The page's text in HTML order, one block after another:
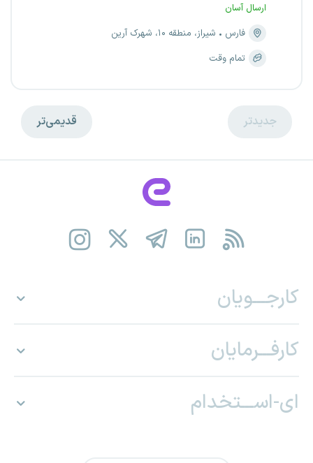
ارسال آسان
فارس
شیراز، منطقه ۱۰، شهرک آرین
تمام وقت
قدیمی‌تر جدیدتر
کارجـــویان
کارفـــرمایان
ای-اســـتخدام